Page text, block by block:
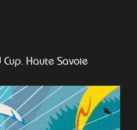
Haute Savoie